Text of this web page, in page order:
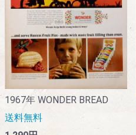
1967年 WONDER BREAD
送料無料